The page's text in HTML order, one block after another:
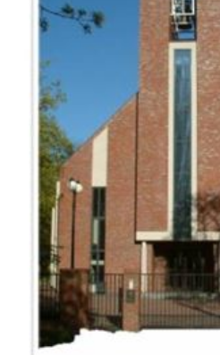
Koło seniorów
Spotkania dla
Chór
Parafia